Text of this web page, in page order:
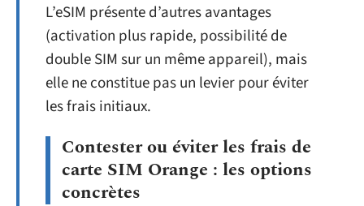
L’eSIM présente d’autres avantages
(activation plus rapide, possibilité de
double SIM sur un même appareil), mais
elle ne constitue pas un levier pour éviter
les frais initiaux.
Contester ou éviter les frais de
carte SIM Orange : les options
concrètes